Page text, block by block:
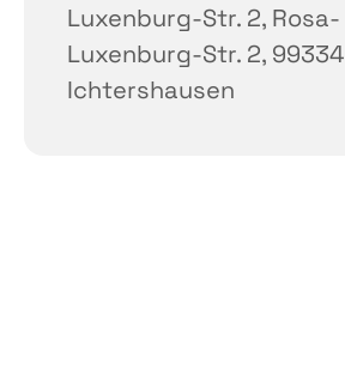
Luxenburg-Str. 2, Rosa-
Luxenburg-Str. 2, 99334
Ichtershausen